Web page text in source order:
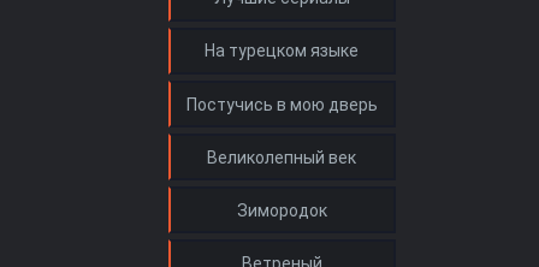
На турецком языке